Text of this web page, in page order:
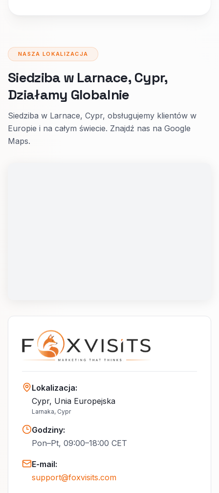
NASZA LOKALIZACJA
Siedziba w Larnace, Cypr,
Działamy Globalnie
Siedziba w Larnace, Cypr, obsługujemy klientów w
Europie i na całym świecie. Znajdź nas na Google
Maps.
Lokalizacja:
Cypr, Unia Europejska
Larnaka, Cypr
Godziny:
Pon–Pt, 09:00–18:00 CET
E-mail:
support@foxvisits.com